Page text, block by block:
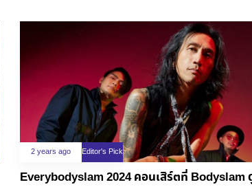
for Amazing Thailand ฉลองครบรอบ 50 ปี ความสัมพันธ์
ศิลปินแนวหน้า คริส พีรวัส, สน ยุกต์, วิว วรรณรท และ 4EVE
pop กลางปักกิ่ง … Thai Fest หรือ งานเทศกาลไทย เป็นงา
ใหญ่ในต่างประเทศจัดขึ้น ไฮไลท์ในงานจึงอยู่ที่การจำลองประเ
ไม่ว่าจะอาหารไทย ขนมไทย หรือการแสดงศิลปวัฒนธรรมไทย
ของซอฟท์พาวเวอร์ที่สำคัญต่อการสร้างภาพ “ความเป็นไทย”
ไทย ก็ถือว่าสร้างประเด็นจุดกระแสความสนใจได้ไม่น้อย หากนั
ที่นักท่องเที่ยวเห็นได้ชัดและเข้าใจง่าย . แต่ใจหนึ่งก็ยังคงเ
“สัญชาติไทย” มาใช้ ทั้ง ๆ ที่ไทยมีมาสคอตมากมายที่โด่งดั
กำลังมีกระแสในจีน (ถึงขั้นต้องจดลิขสิทธิ์ในจีน) และมาสค
กิจกรรมการท่องเที่ยวแบบไทย ๆ . แม้ลาบูบู้ใส่ชุดไทยจะมุ่งเ
Fest ที่กรุงปักกิ่ง แต่ในบางพื้นที่ Thai Fest ก็ได้รับกระแสตอ
2 years ago Editor's Pick
Everybodyslam 2024 คอนเสิร์ตที่ Bodyslam